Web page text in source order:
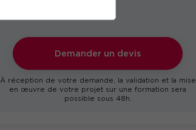
Demander un devis
À réception de votre demande, la validation et la mise
en œuvre de votre projet sur une formation sera
possible sous 48h.